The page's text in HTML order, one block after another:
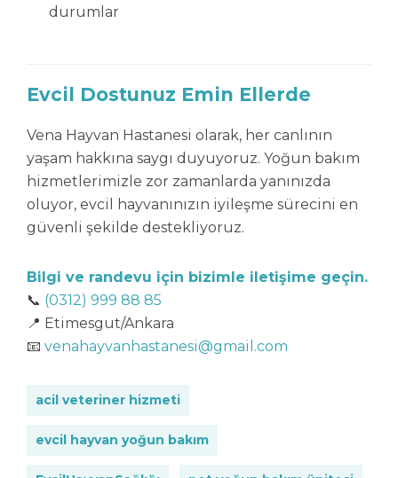
durumlar
Evcil Dostunuz Emin Ellerde
Vena Hayvan Hastanesi olarak, her canlının
yaşam hakkına saygı duyuyoruz. Yoğun bakım
hizmetlerimizle zor zamanlarda yanınızda
oluyor, evcil hayvanınızın iyileşme sürecini en
güvenli şekilde destekliyoruz.
Bilgi ve randevu için bizimle iletişime geçin.
📞 (0312) 999 88 85
📍 Etimesgut/Ankara
📧 venahayvanhastanesi@gmail.com
acil veteriner hizmeti
evcil hayvan yoğun bakım